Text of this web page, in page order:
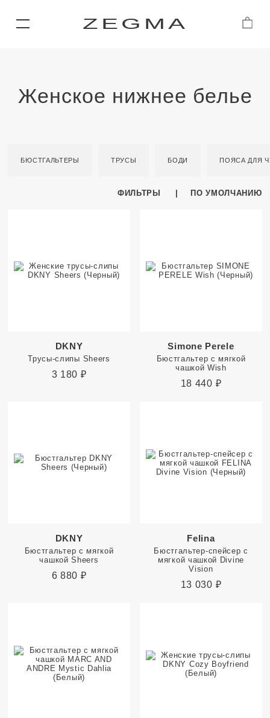
ZEGMA
Женское нижнее белье
БЮСТГАЛЬТЕРЫ ТРУСЫ БОДИ ПОЯСА ДЛЯ
ФИЛЬТРЫ ПО УМОЛЧАНИЮ
DKNY
Трусы-слипы Sheers
3 180 ₽
Simone Perele
Бюстгальтер с мягкой
чашкой Wish
18 440 ₽
DKNY
Бюстгальтер с мягкой
чашкой Sheers
6 880 ₽
Felina
Бюстгальтер-спейсер с
мягкой чашкой Divine
Vision
13 030 ₽